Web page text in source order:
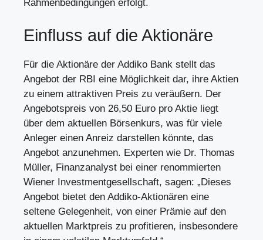
Rahmenbedingungen erfolgt.
Einfluss auf die Aktionäre
Für die Aktionäre der Addiko Bank stellt das
Angebot der RBI eine Möglichkeit dar, ihre Aktien
zu einem attraktiven Preis zu veräußern. Der
Angebotspreis von 26,50 Euro pro Aktie liegt
über dem aktuellen Börsenkurs, was für viele
Anleger einen Anreiz darstellen könnte, das
Angebot anzunehmen. Experten wie Dr. Thomas
Müller, Finanzanalyst bei einer renommierten
Wiener Investmentgesellschaft, sagen: „Dieses
Angebot bietet den Addiko-Aktionären eine
seltene Gelegenheit, von einer Prämie auf den
aktuellen Marktpreis zu profitieren, insbesondere